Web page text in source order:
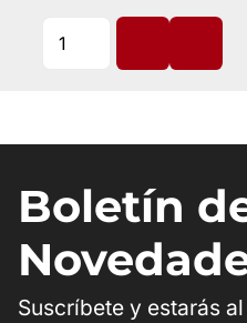
Boletín
Suscríbete y estarás